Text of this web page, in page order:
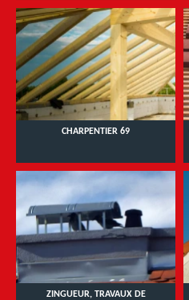
CHARPENTIER 69
ZINGUEUR, TRAVAUX DE